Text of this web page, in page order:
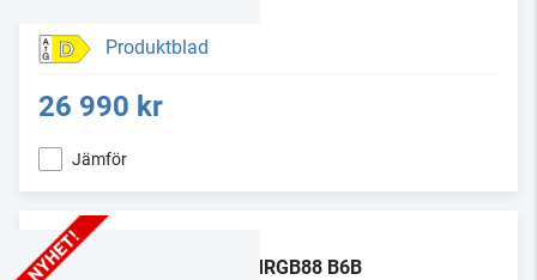
D Produktblad
26 990 kr
Jämför
75MRGB88 B6B